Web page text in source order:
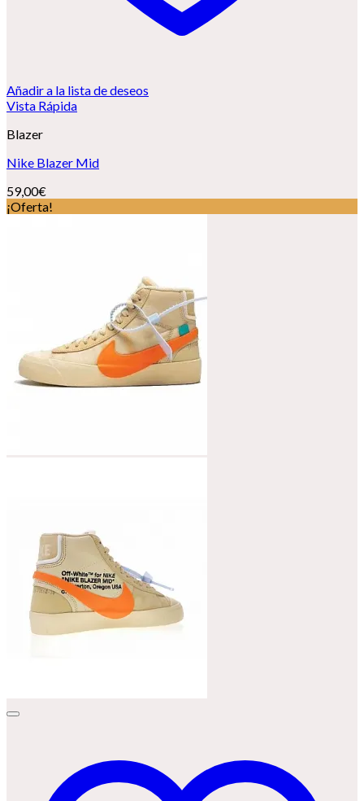
Añadir a la lista de deseos
Vista Rápida
Blazer
Nike Blazer Mid
59,00€
¡Oferta!